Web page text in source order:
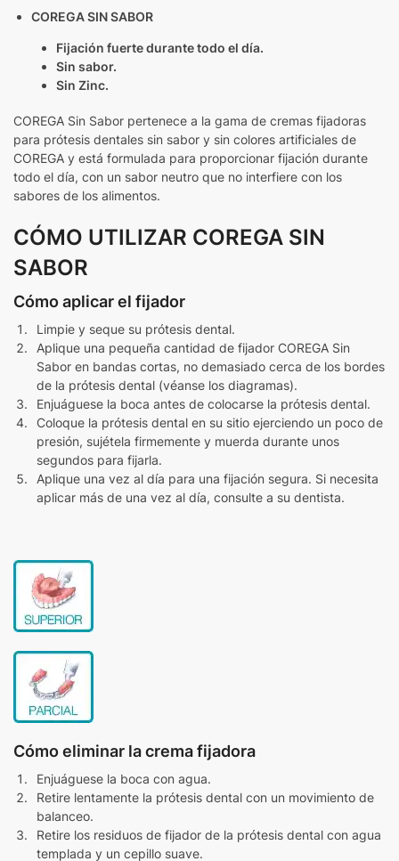
COREGA SIN SABOR
Fijación fuerte durante todo el día.
Sin sabor.
Sin Zinc.
COREGA Sin Sabor pertenece a la gama de cremas fijadoras
para prótesis dentales sin sabor y sin colores artificiales de
COREGA y está formulada para proporcionar fijación durante
todo el día, con un sabor neutro que no interfiere con los
sabores de los alimentos.
CÓMO UTILIZAR COREGA SIN
SABOR
Cómo aplicar el fijador
Limpie y seque su prótesis dental.
Aplique una pequeña cantidad de fijador COREGA Sin
Sabor en bandas cortas, no demasiado cerca de los bordes
de la prótesis dental (véanse los diagramas).
Enjuáguese la boca antes de colocarse la prótesis dental.
Coloque la prótesis dental en su sitio ejerciendo un poco de
presión, sujétela firmemente y muerda durante unos
segundos para fijarla.
Aplique una vez al día para una fijación segura. Si necesita
aplicar más de una vez al día, consulte a su dentista.
Cómo eliminar la crema fijadora
Enjuáguese la boca con agua.
Retire lentamente la prótesis dental con un movimiento de
balanceo.
Retire los residuos de fijador de la prótesis dental con agua
templada y un cepillo suave.